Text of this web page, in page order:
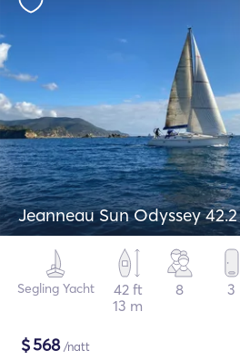
Jeanneau Sun Odyssey 42.2
Segling Yacht
42 ft
13 m
8 3
$568/natt